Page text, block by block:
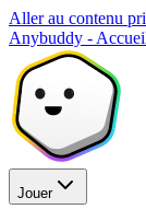
Aller au contenu
Anybuddy -
Jouer